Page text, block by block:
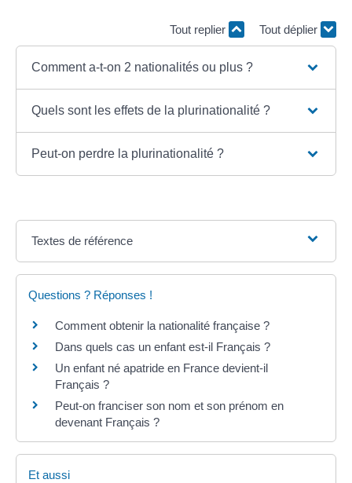
Tout replier Tout déplier
Comment a-t-on 2 nationalités ou plus ?
Quels sont les effets de la plurinationalité ?
Peut-on perdre la plurinationalité ?
Textes de référence
Questions ? Réponses !
Comment obtenir la nationalité française ?
Dans quels cas un enfant est-il Français ?
Un enfant né apatride en France devient-il
Français ?
Peut-on franciser son nom et son prénom en
devenant Français ?
Et aussi